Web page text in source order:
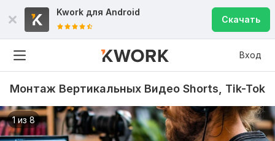
Kwork для Android
Скачать
Вход
Монтаж Вертикальных Видео Shorts, Tik-Tok
1 из 8